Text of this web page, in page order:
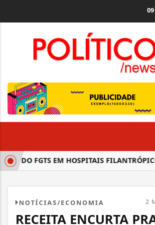
DO FGTS EM HOSPITAIS
NOTÍCIAS/ECONOMIA 2
RECEITA ENCURTA